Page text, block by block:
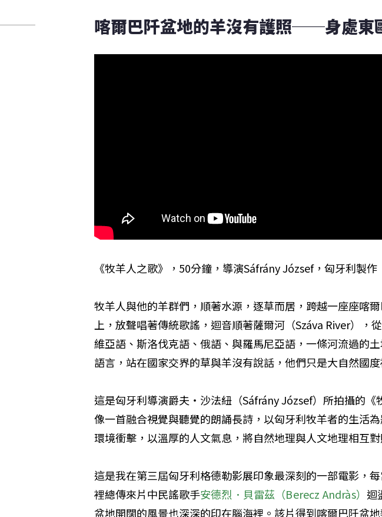
喀爾巴阡盆地的羊沒有護照──身處東
《牧羊人之歌》，50分鐘，導演Sáfrány József，匈牙利製作
牧羊人與他的羊群們，順著水源，逐草而居，跨越一座座喀
上，放聲唱著傳統歌謠，迴音順著薩爾河（Száva River），
維亞語、斯洛伐克語、俄語、與羅馬尼亞語，一條河流過的
語言，站在國家交界的草與羊沒有說話，他們只是大自然國度
這是匈牙利導演爵夫・沙法紐（Sáfrány József）所拍攝的《
像一首融合視覺與聽覺的朗誦長詩，以匈牙利牧羊者的生活
環境衝擊，以溫厚的人文氣息，將自然地理與人文地理相互對
這是我在第三屆匈牙利格德勒影展印象最深刻的一部電影，
裡總傳來片中民謠歌手安德烈．貝雷茲（Berecz Andràs） 迴
盆地開闊的風景也深深的印在腦海裡。該片得到喀爾巴阡盆